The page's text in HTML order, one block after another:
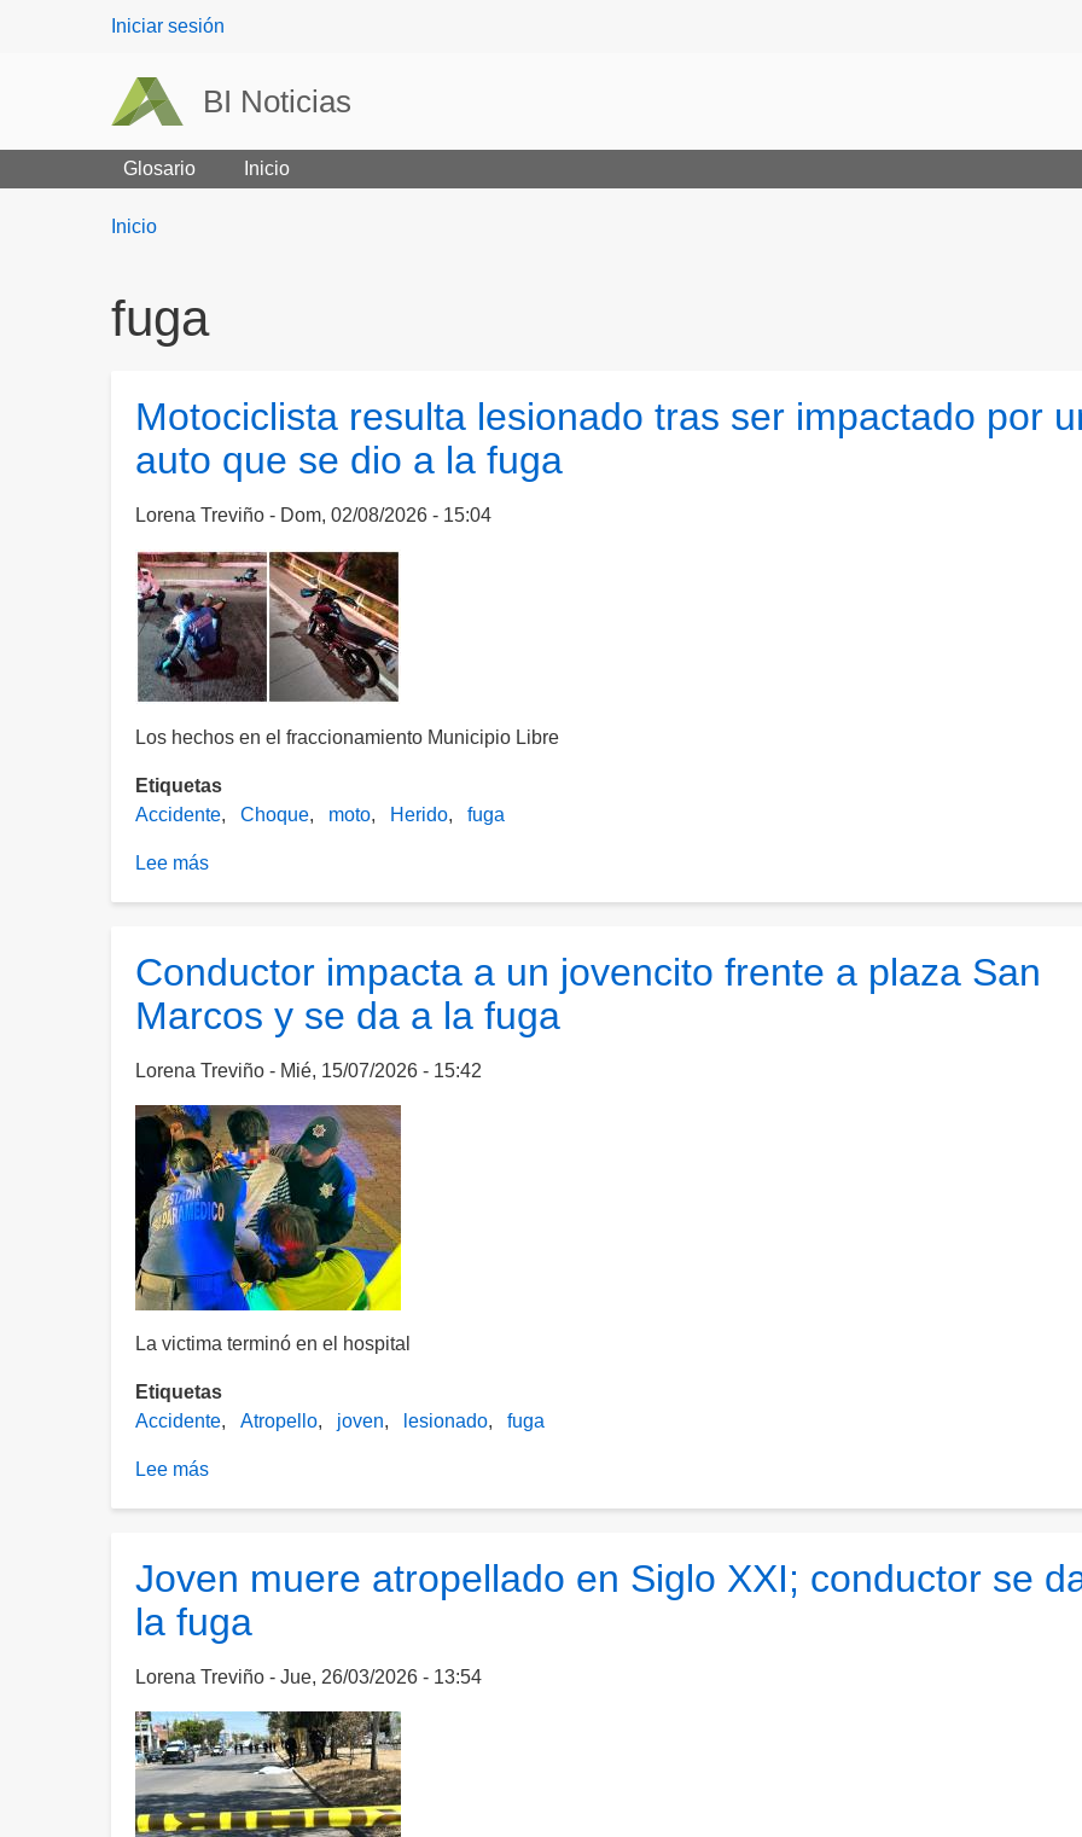
User
Iniciar sesión
BI Noticias
Glosario Inicio
Breadcrumbs
You
Inicio
fuga
Motociclista resulta lesionado tras ser impactado por
auto que se dio a la fuga
Lorena Treviño Dom, 02/08/2026 - 15:04
Los hechos en el fraccionamiento Municipio Libre
Etiquetas
Accidente
Choque moto Herido fuga
Lee más
tras
ser
impactado
por
auto
que
se
dio
a
la
fuga
Conductor impacta a un jovencito frente a plaza San
Marcos y se da a la fuga
Lorena Treviño Mié, 15/07/2026 - 15:42
La victima terminó en el hospital
Etiquetas
Accidente
Atropello joven lesionado fuga
Lee más
un
jovencito
frente
a
San
Marcos
y
se
Joven muere atropellado en Siglo XXI; conductor se
la fuga
Lorena Treviño Jue, 26/03/2026 - 13:54